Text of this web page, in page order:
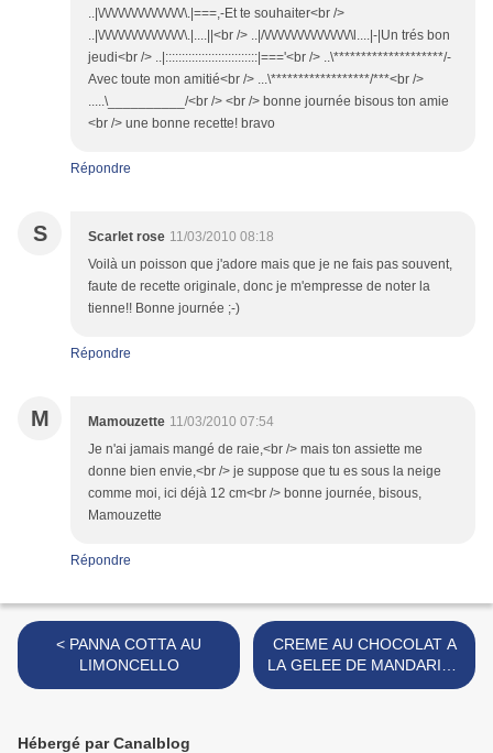
..|\/\/\/\/\/\/\/\/\/\/\/\/\/\.|===,-Et te souhaiter<br />
..|\/\/\/\/\/\/\/\/\/\/\/\/\/\.|....||<br /> ..|/\/\/\/\/\/\/\/\/\/\/\/\/\/\l....|-|Un trés bon
jeudi<br /> ..|::::::::::::::::::::::::::::|==='<br /> ..\********************/-
Avec toute mon amitié<br /> ...\******************/***<br />
.....\__________/<br /> <br /> bonne journée bisous ton amie
<br /> une bonne recette! bravo
Répondre
S Scarlet rose 11/03/2010 08:18
Voilà un poisson que j'adore mais que je ne fais pas souvent,
faute de recette originale, donc je m'empresse de noter la
tienne!! Bonne journée ;-)
Répondre
M Mamouzette 11/03/2010 07:54
Je n'ai jamais mangé de raie,<br /> mais ton assiette me
donne bien envie,<br /> je suppose que tu es sous la neige
comme moi, ici déjà 12 cm<br /> bonne journée, bisous,
Mamouzette
Répondre
< PANNA COTTA AU
LIMONCELLO
CREME AU CHOCOLAT A
LA GELEE DE MANDARINE
>
Hébergé par Canalblog